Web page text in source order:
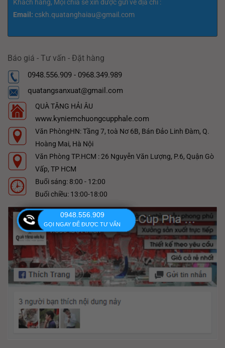
0948.556.909
GỌI NGAY ĐỂ ĐƯỢC TƯ VẤN
Khách hàng, Mọi chia sẻ xin được gửi về địa chỉ :
Email: cskh.quatanghaiau@gmail.com
Báo giá - Tư vấn - Đặt hàng
0948.556.909 - 0968.349.989
quatangsanxuat@gmail.com
QUÀ TẶNG HẢI ÂU
www.kyniemchuongcupphale.com
Văn PhòngHN: Tầng 7, toà Nơ 6B, Bán Đảo Linh Đàm, Q.
Hoàng Mai, Hà Nội
Văn Phòng TP.HCM : 26 Nguyễn Văn Lượng, P.6, Quận Gò
Vấp, TP HCM
Buổi sáng: 8:00 - 12:00
Buổi chiều: 13:00-18:00